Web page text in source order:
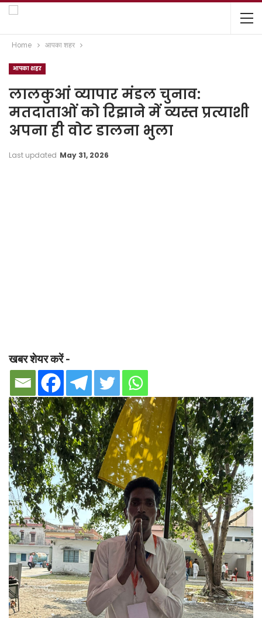
Home आपका शहर
आपका शहर
लालकुआं व्यापार मंडल चुनाव:
मतदाताओं को रिझाने में व्यस्त प्रत्याशी
अपना ही वोट डालना भुला
Last updated May 31, 2026
खबर शेयर करें -